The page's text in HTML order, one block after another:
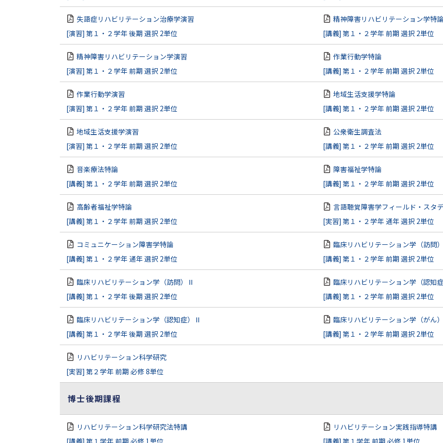
失語症リハビリテーション治療学演習
[演習] 第１・２学年 後期 選択 2単位
精神障害リハビリテーション学特
[講義] 第１・２学年 前期 選択 2単位
精神障害リハビリテーション学演習
[演習] 第１・２学年 前期 選択 2単位
作業行動学特論
[講義] 第１・２学年 前期 選択 2単位
作業行動学演習
[演習] 第１・２学年 前期 選択 2単位
地域生活支援学特論
[講義] 第１・２学年 前期 選択 2単位
地域生活支援学演習
[演習] 第１・２学年 前期 選択 2単位
公衆衛生調査法
[講義] 第１・２学年 前期 選択 2単位
音楽療法特論
[講義] 第１・２学年 前期 選択 2単位
障害福祉学特論
[講義] 第１・２学年 前期 選択 2単位
高齢者福祉学特論
[講義] 第１・２学年 前期 選択 2単位
言語聴覚障害学フィールド・スタ
[実習] 第１・２学年 通年 選択 2単位
コミュニケーション障害学特論
[講義] 第１・２学年 通年 選択 2単位
臨床リハビリテーション学（訪問
[講義] 第１・２学年 前期 選択 2単位
臨床リハビリテーション学（訪問）Ⅱ
[講義] 第１・２学年 後期 選択 2単位
臨床リハビリテーション学（認知
[講義] 第１・２学年 前期 選択 2単位
臨床リハビリテーション学（認知症）Ⅱ
[講義] 第１・２学年 後期 選択 2単位
臨床リハビリテーション学（がん
[講義] 第１・２学年 前期 選択 2単位
リハビリテーション科学研究
[実習] 第２学年 前期 必修 8単位
博士後期課程
リハビリテーション科学研究法特講
[講義] 第１学年 前期 必修 1単位
リハビリテーション実践指導特講
[講義] 第１学年 前期 必修 1単位